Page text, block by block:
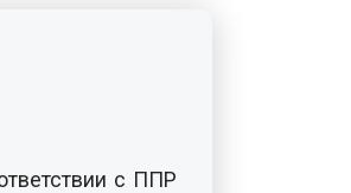
с ППР